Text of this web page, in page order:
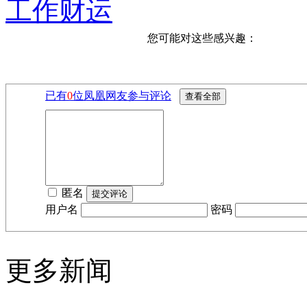
工作财运
您可能对这些感兴趣：
已有0位凤凰网友参与评论
匿名
用户名
密码
更多新闻